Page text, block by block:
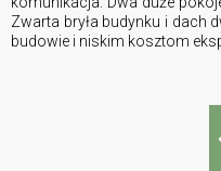
Zwarta bryła budynku i dach
budowie i niskim kosztom